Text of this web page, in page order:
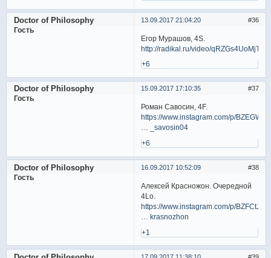
36
13.09.2017 21:04:20
Doctor of Philosophy
Гость
Егор Мурашов, 4S.
http://radikal.ru/video/qRZGs4UoMjT
+6
37
15.09.2017 17:10:35
Doctor of Philosophy
Гость
Роман Савосин, 4F.
https://www.instagram.com/p/
… _savosin04
+6
38
16.09.2017 10:52:09
Doctor of Philosophy
Гость
Алексей Красножон. Очередной
4Lo.
https://www.instagram.com/p/
… krasnozhon
+1
39
17.09.2017 11:38:10